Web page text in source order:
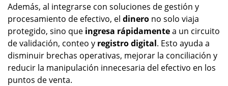
Además, al integrarse con soluciones de gestión y
procesamiento de efectivo, el dinero no solo viaja
protegido, sino que ingresa rápidamentea un circuito
de validación, conteo y registro digital. Esto ayuda a
disminuir brechas operativas, mejorar la conciliación y
reducir la manipulación innecesaria del efectivo en los
puntos de venta.